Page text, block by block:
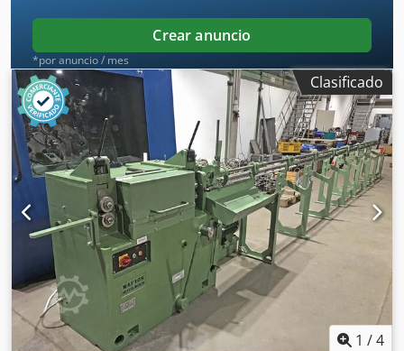
Crear anuncio
*por anuncio / mes
Clasificado
1 /4